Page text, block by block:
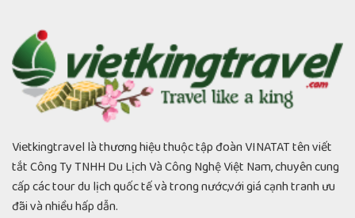
Vietkingtravel là thương hiệu thuộc tập đoàn VINATAT tên viết
tắt Công Ty TNHH Du Lịch Và Công Nghệ Việt Nam, chuyên cung
cấp các tour du lịch quốc tế và trong nước,với giá cạnh tranh ưu
đãi và nhiều hấp dẫn.